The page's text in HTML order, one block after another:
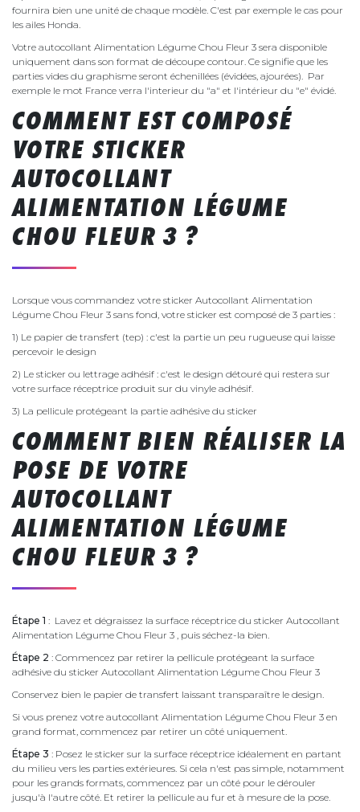
fournira bien une unité de chaque modèle. C'est par exemple le cas pour
les ailes Honda.
Votre autocollant Alimentation Légume Chou Fleur 3 sera disponible
uniquement dans son format de découpe contour. Ce signifie que les
parties vides du graphisme seront échenillées (évidées, ajourées). Par
exemple le mot France verra l'interieur du "a" et l'intérieur du "e" évidé.
COMMENT EST COMPOSÉ
VOTRE STICKER
AUTOCOLLANT
ALIMENTATION LÉGUME
CHOU FLEUR 3 ?
Lorsque vous commandez votre sticker Autocollant Alimentation
Légume Chou Fleur 3 sans fond, votre sticker est composé de 3 parties :
1) Le papier de transfert (tep) : c'est la partie un peu rugueuse qui laisse
percevoir le design
2) Le sticker ou lettrage adhésif : c'est le design détouré qui restera sur
votre surface réceptrice produit sur du vinyle adhésif.
3) La pellicule protégeant la partie adhésive du sticker
COMMENT BIEN RÉALISER LA
POSE DE VOTRE
AUTOCOLLANT
ALIMENTATION LÉGUME
CHOU FLEUR 3 ?
Étape 1 : Lavez et dégraissez la surface réceptrice du sticker Autocollant
Alimentation Légume Chou Fleur 3 , puis séchez-la bien.
Étape 2 : Commencez par retirer la pellicule protégeant la surface
adhésive du sticker Autocollant Alimentation Légume Chou Fleur 3
Conservez bien le papier de transfert laissant transparaître le design.
Si vous prenez votre autocollant Alimentation Légume Chou Fleur 3 en
grand format, commencez par retirer un côté uniquement.
Étape 3 : Posez le sticker sur la surface réceptrice idéalement en partant
du milieu vers les parties extérieures. Si cela n'est pas simple, notamment
pour les grands formats, commencez par un côté pour le dérouler
jusqu'à l'autre côté. Et retirer la pellicule au fur et à mesure de la pose.